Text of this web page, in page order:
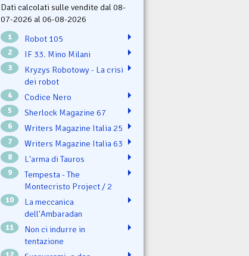
Dati calcolati sulle vendite dal 08-
07-2026 al 06-08-2026
1 Robot 105
2 IF 33. Mino Milani
3
Kryzys Robotowy - La crisi
dei robot
4 Codice Nero
5 Sherlock Magazine 67
6 Writers Magazine Italia 25
7 Writers Magazine Italia 63
8 L'arma di Tauros
9
Tempesta - The
Montecristo Project / 2
10
La meccanica
dell'Ambaradan
11
Non ci indurre in
tentazione